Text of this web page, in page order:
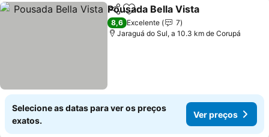
PartilharAdicionar aos favoritos
Pousada Bella Vista
8,6 Excelente
7
Jaraguá do Sul, a 10.3 km de Corupá
Selecione as datas para ver os preços
exatos.
Ver preços